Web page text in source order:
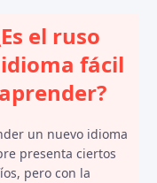
el ruso
fácil
un nuevo idioma
presenta ciertos
pero con la